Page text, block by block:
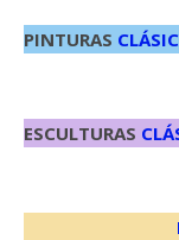
PINTURAS
ESCULTURAS